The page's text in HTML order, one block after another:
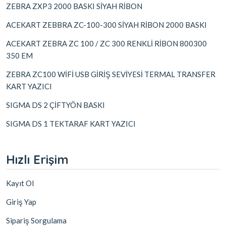
ZEBRA ZXP3 2000 BASKI SİYAH RİBON
ACEKART ZEBBRA ZC-100-300 SİYAH RİBON 2000 BASKI
ACEKART ZEBRA ZC 100 / ZC 300 RENKLİ RİBON 800300
350 EM
ZEBRA ZC100 WİFİ USB GİRİŞ SEVİYESİ TERMAL TRANSFER
KART YAZICI
SIGMA DS 2 ÇİFTYÖN BASKI
SIGMA DS 1 TEKTARAF KART YAZICI
Hızlı Erişim
Kayıt Ol
Giriş Yap
Sipariş Sorgulama